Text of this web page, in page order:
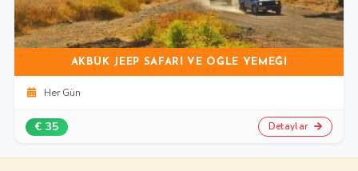
AKBÜK JEEP SAFARİ VE ÖĞLE YEMEĞİ
Her Gün
€ 35 Detaylar